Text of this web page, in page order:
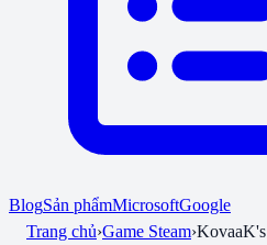
BlogSản phẩmMicrosoftGoogle
Trang chủ›Game Steam›KovaaK's